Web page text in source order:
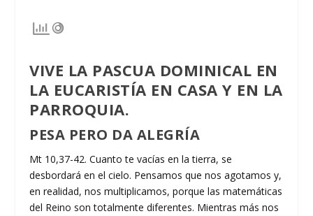
VIVE LA PASCUA DOMINICAL EN
LA EUCARISTÍA EN CASA Y EN LA
PARROQUIA.
PESA PERO DA ALEGRÍA
Mt 10,37-42. Cuanto te vacías en la tierra, se
desbordará en el cielo. Pensamos que nos agotamos y,
en realidad, nos multiplicamos, porque las matemáticas
del Reino son totalmente diferentes. Mientras más nos